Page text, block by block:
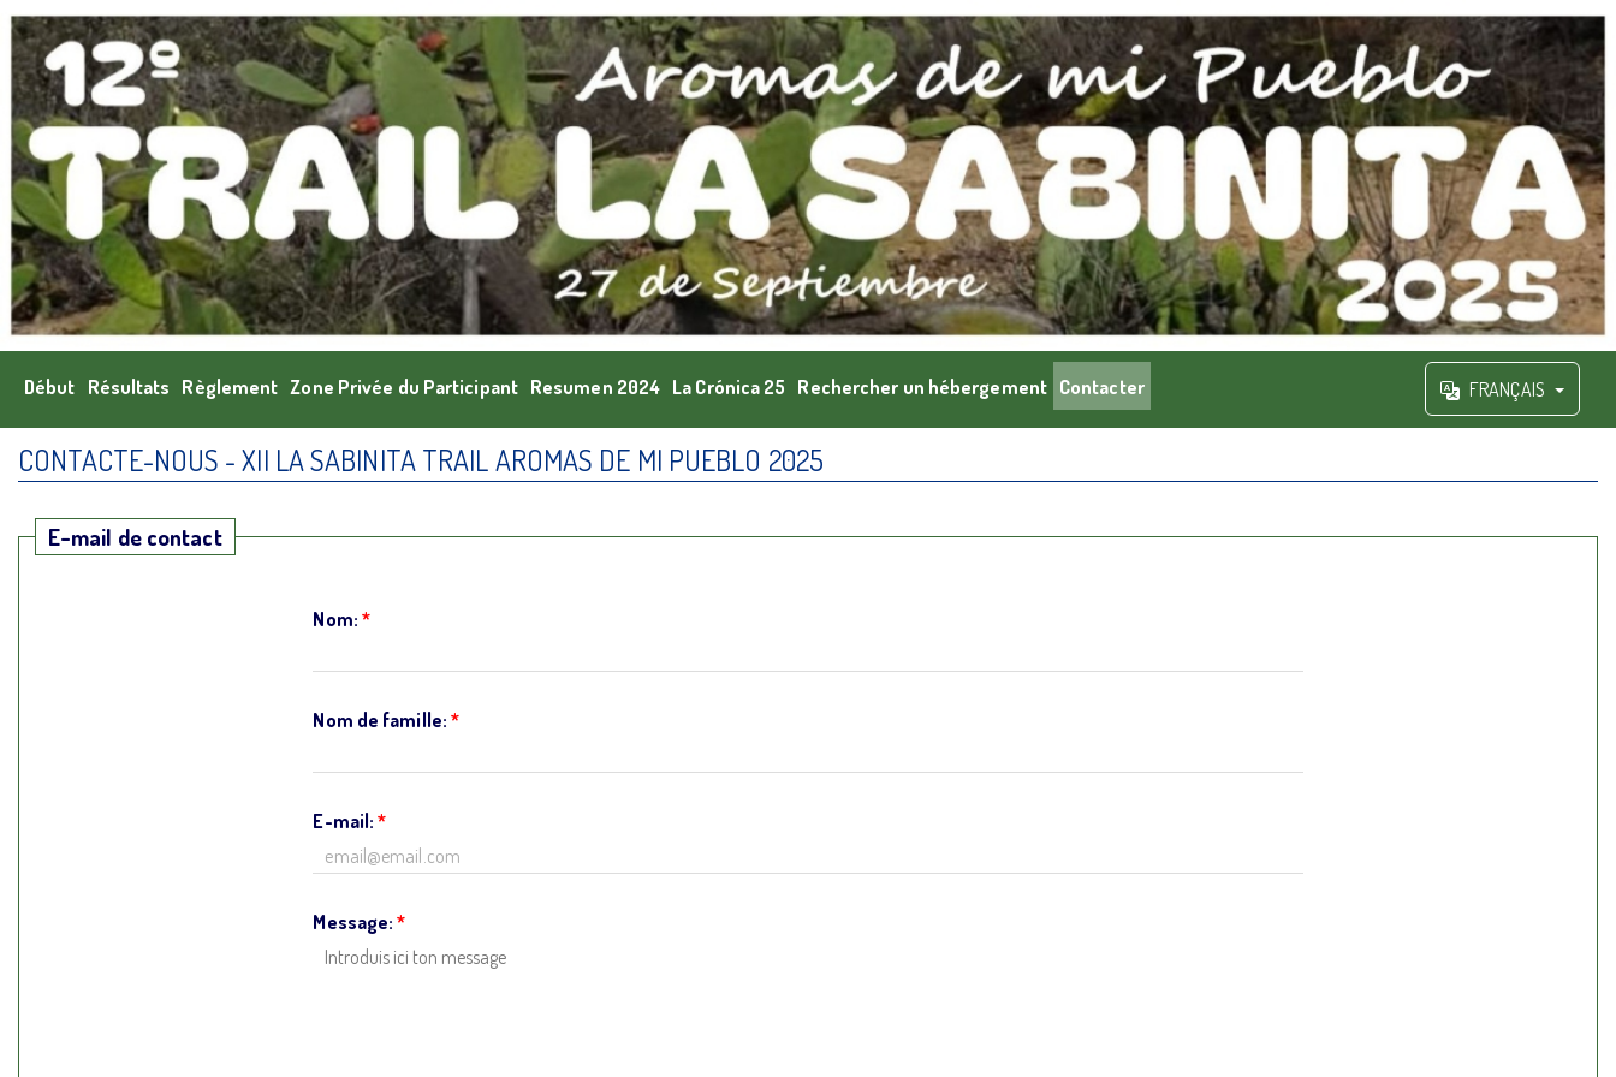
Début Résultats Règlement Zone Privée du Participant Resumen 2024 La Crónica 25 Rechercher un hébergement Contacter FRANÇAIS
CONTACTE-NOUS - XII LA SABINITA TRAIL AROMAS DE MI PUEBLO 2025
E-mail de contact
Nom: *
Nom de famille:*
E-mail:*
Message:*